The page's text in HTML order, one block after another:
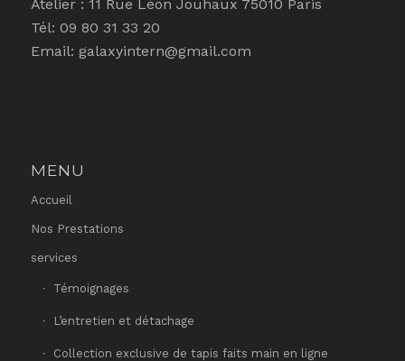
Atelier : 11 Rue Léon Jouhaux 75010 Paris
Tél: 09 80 31 33 20
Email: galaxyintern@gmail.com
MENU
Accueil
Nos Prestations
services
Témoignages
L’entretien et détachage
Collection exclusive de tapis faits main en ligne